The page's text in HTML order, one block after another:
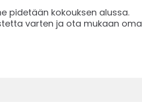
pidetään kokouksen alussa.
varten ja ota mukaan oma